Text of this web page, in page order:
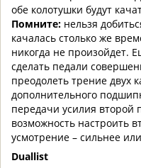
обе колотушки будут
Помните: нельзя
качалась столько же
никогда не произойдет.
сделать педали
преодолеть трение двух
дополнительного
передачи усилия второй
возможность настроить
усмотрение – сильнее
Duallist